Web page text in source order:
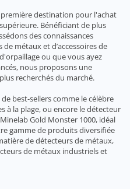
destination pour l'achat
Bénéficiant de plus
des connaissances
métaux et d’accessoires de
ou que vous ayez
nous proposons une
recherchés du marché.
best-sellers comme le célèbre
à la plage, ou encore le détecteur
Gold Monster 1000, idéal
gamme de produits diversifiée
de détecteurs de métaux,
de métaux industriels et